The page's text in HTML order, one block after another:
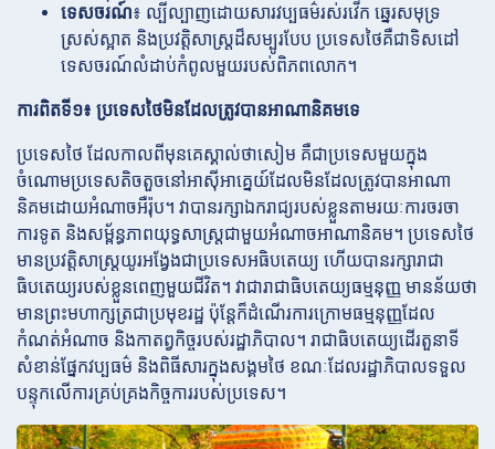
ទេសចរណ៍៖ ល្បីល្បាញដោយសារវប្បធម៌រស់រវើក ឆ្នេរសមុទ្រ
ស្រស់ស្អាត និងប្រវត្តិសាស្ត្រដ៏សម្បូរបែប ប្រទេសថៃគឺជាទិសដៅ
ទេសចរណ៍លំដាប់កំពូលមួយរបស់ពិភពលោក។
ការពិតទី១៖ ប្រទេសថៃមិនដែលត្រូវបានអាណានិគមទេ
ប្រទេសថៃ ដែលកាលពីមុនគេស្គាល់ថាសៀម គឺជាប្រទេសមួយក្នុង
ចំណោមប្រទេសតិចតួចនៅអាស៊ីអាគ្នេយ៍ដែលមិនដែលត្រូវបានអាណា
និគមដោយអំណាចអឺរ៉ុប។ វាបានរក្សាឯករាជ្យរបស់ខ្លួនតាមរយៈការចរចា
ការទូត និងសម្ព័ន្ធភាពយុទ្ធសាស្ត្រជាមួយអំណាចអាណានិគម។ ប្រទេសថៃ
មានប្រវត្តិសាស្ត្រយូរអង្វែងជាប្រទេសអធិបតេយ្យ ហើយបានរក្សារាជា
ធិបតេយ្យរបស់ខ្លួនពេញមួយជីវិត។ វាជារាជាធិបតេយ្យធម្មនុញ្ញ មានន័យថា
មានព្រះមហាក្សត្រជាប្រមុខរដ្ឋ ប៉ុន្តែក៏ដំណើរការក្រោមធម្មនុញ្ញដែល
កំណត់អំណាច និងកាតព្វកិច្ចរបស់រដ្ឋាភិបាល។ រាជាធិបតេយ្យដើរតួនាទី
សំខាន់ផ្នែកវប្បធម៌ និងពិធីសារក្នុងសង្គមថៃ ខណៈដែលរដ្ឋាភិបាលទទួល
បន្ទុកលើការគ្រប់គ្រងកិច្ចការរបស់ប្រទេស។